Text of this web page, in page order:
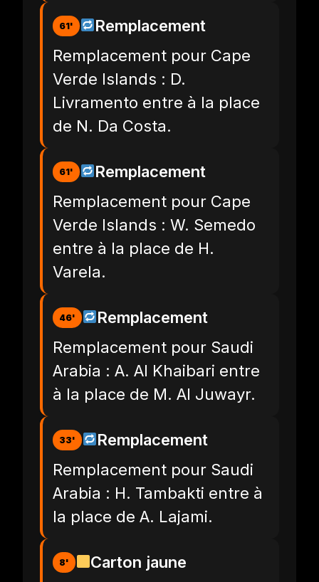
61'
Remplacement
Remplacement pour Cape
Verde Islands : D.
Livramento entre à la place
de N. Da Costa.
61'
Remplacement
Remplacement pour Cape
Verde Islands : W. Semedo
entre à la place de H.
Varela.
46'
Remplacement
Remplacement pour Saudi
Arabia : A. Al Khaibari entre
à la place de M. Al Juwayr.
33'
Remplacement
Remplacement pour Saudi
Arabia : H. Tambakti entre à
la place de A. Lajami.
8'
Carton jaune